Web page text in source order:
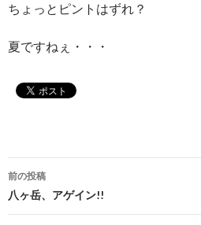
ちょっとピントはずれ？
夏ですねぇ・・・
投稿ナビゲーション
前の投稿
八ヶ岳、アゲイン!!